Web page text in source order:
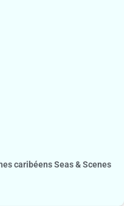
caribéens Seas & Scenes